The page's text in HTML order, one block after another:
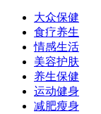
大众保健
食疗养生
情感生活
美容护肤
养生保健
运动健身
减肥瘦身